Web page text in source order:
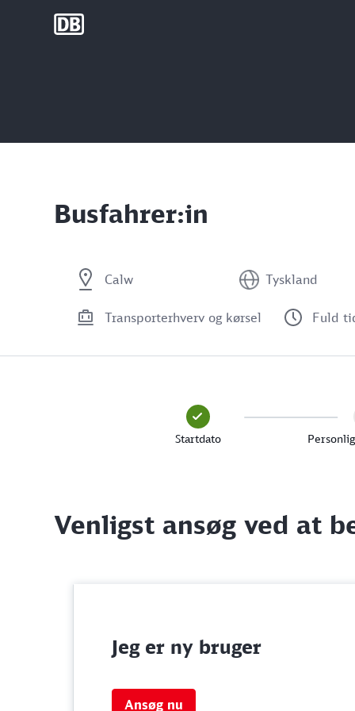
DB Group
Busfahrer:in
Calw Tyskland
Transporterhverv og kørsel Fuld
Startdato
Venligst ansøg ved at
Jeg er ny bruger
Ansøg nu